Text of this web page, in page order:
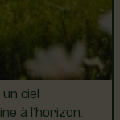
ciel
à l’horizon.